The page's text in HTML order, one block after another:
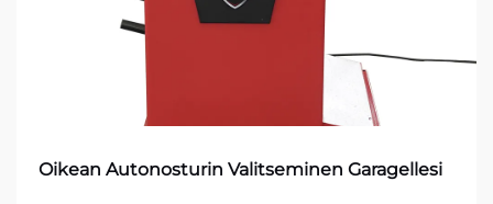
Oikean Autonosturin Valitseminen Garagellesi